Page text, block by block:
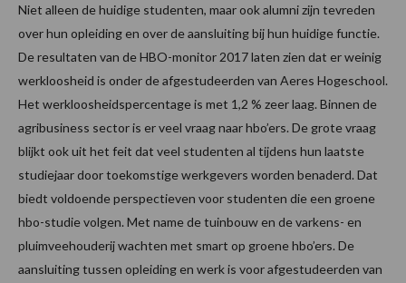
Niet alleen de huidige studenten, maar ook alumni zijn tevreden
over hun opleiding en over de aansluiting bij hun huidige functie.
De resultaten van de HBO-monitor 2017 laten zien dat er weinig
werkloosheid is onder de afgestudeerden van Aeres Hogeschool.
Het werkloosheidspercentage is met 1,2 % zeer laag. Binnen de
agribusiness sector is er veel vraag naar hbo’ers. De grote vraag
blijkt ook uit het feit dat veel studenten al tijdens hun laatste
studiejaar door toekomstige werkgevers worden benaderd. Dat
biedt voldoende perspectieven voor studenten die een groene
hbo-studie volgen. Met name de tuinbouw en de varkens- en
pluimveehouderij wachten met smart op groene hbo’ers. De
aansluiting tussen opleiding en werk is voor afgestudeerden van